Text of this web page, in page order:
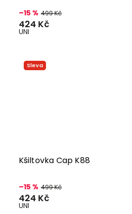
–15 % 499 Kč
424 Kč
UNI
Sleva
Kšiltovka Cap K88
–15 % 499 Kč
424 Kč
UNI